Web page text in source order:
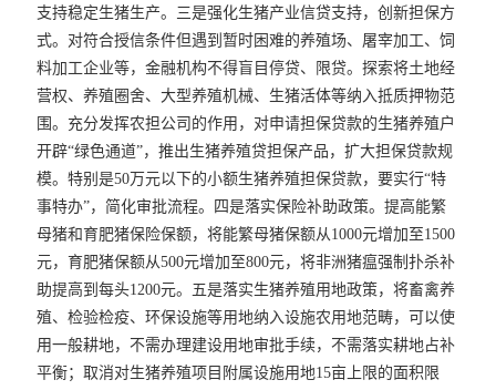
支持稳定生猪生产。三是强化生猪产业信贷支持，创新担保方
式。对符合授信条件但遇到暂时困难的养殖场、屠宰加工、饲
料加工企业等，金融机构不得盲目停贷、限贷。探索将土地经
营权、养殖圈舍、大型养殖机械、生猪活体等纳入抵质押物范
围。充分发挥农担公司的作用，对申请担保贷款的生猪养殖户
开辟“绿色通道”，推出生猪养殖贷担保产品，扩大担保贷款规
模。特别是50万元以下的小额生猪养殖担保贷款，要实行“特
事特办”，简化审批流程。四是落实保险补助政策。提高能繁
母猪和育肥猪保险保额，将能繁母猪保额从1000元增加至1500
元，育肥猪保额从500元增加至800元，将非洲猪瘟强制扑杀补
助提高到每头1200元。五是落实生猪养殖用地政策，将畜禽养
殖、检验检疫、环保设施等用地纳入设施农用地范畴，可以使
用一般耕地，不需办理建设用地审批手续，不需落实耕地占补
平衡；取消对生猪养殖项目附属设施用地15亩上限的面积限